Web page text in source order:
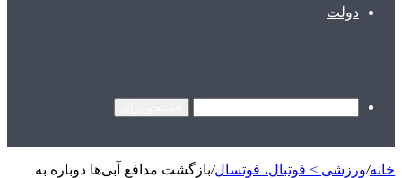
دولت
خانه/ورزشی > فوتبال، فوتسال/بازگشت مدافع آبی‌ها دوباره به